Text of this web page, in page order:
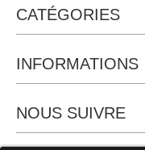
CATÉGORIES
INFORMATIONS
NOUS SUIVRE